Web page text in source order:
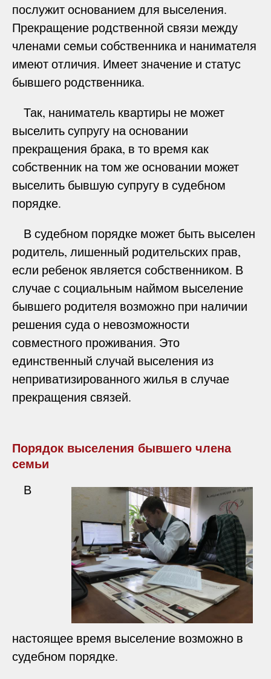
послужит основанием для выселения.
Прекращение родственной связи между
членами семьи собственника и нанимателя
имеют отличия. Имеет значение и статус
бывшего родственника.
Так, наниматель квартиры не может
выселить супругу на основании
прекращения брака, в то время как
собственник на том же основании может
выселить бывшую супругу в судебном
порядке.
В судебном порядке может быть выселен
родитель, лишенный родительских прав,
если ребенок является собственником. В
случае с социальным наймом выселение
бывшего родителя возможно при наличии
решения суда о невозможности
совместного проживания. Это
единственный случай выселения из
неприватизированного жилья в случае
прекращения связей.
Порядок выселения бывшего члена
семьи
В
настоящее время выселение возможно в
судебном порядке.